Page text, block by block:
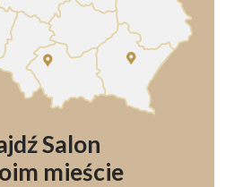
Salon
mieście